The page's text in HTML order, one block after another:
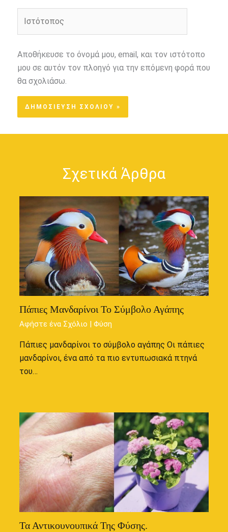
Αποθήκευσε το όνομά μου, email, και τον ιστότοπο
μου σε αυτόν τον πλοηγό για την επόμενη φορά που
θα σχολιάσω.
Σχετικά Άρθρα
Πάπιες Μανδαρίνοι Το Σύμβολο Αγάπης
Αφήστε ένα Σχόλιο |Φύση
Πάπιες μανδαρίνοι το σύμβολο αγάπης Οι πάπιες
μανδαρίνοι, ένα από τα πιο εντυπωσιακά πτηνά
του…
Τα Αντικουνουπικά Της Φύσης.